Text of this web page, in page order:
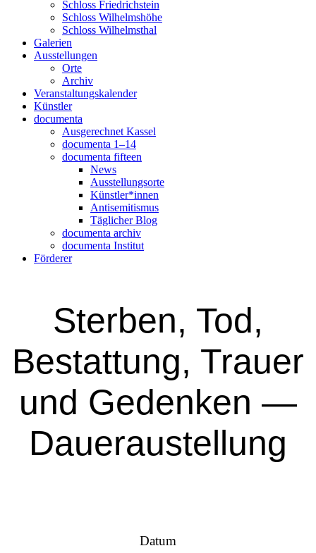
Schloss Friedrichstein
Schloss Wilhelmshöhe
Schloss Wilhelmsthal
Galerien
Ausstellungen
Orte
Archiv
Veranstaltungskalender
Künstler
documenta
Ausgerechnet Kassel
documenta 1–14
documenta fifteen
News
Ausstellungsorte
Künstler*innen
Antisemitismus
Täglicher Blog
documenta archiv
documenta Institut
Förderer
Sterben, Tod,
Bestattung, Trauer
und Gedenken —
Daueraustellung
Datum